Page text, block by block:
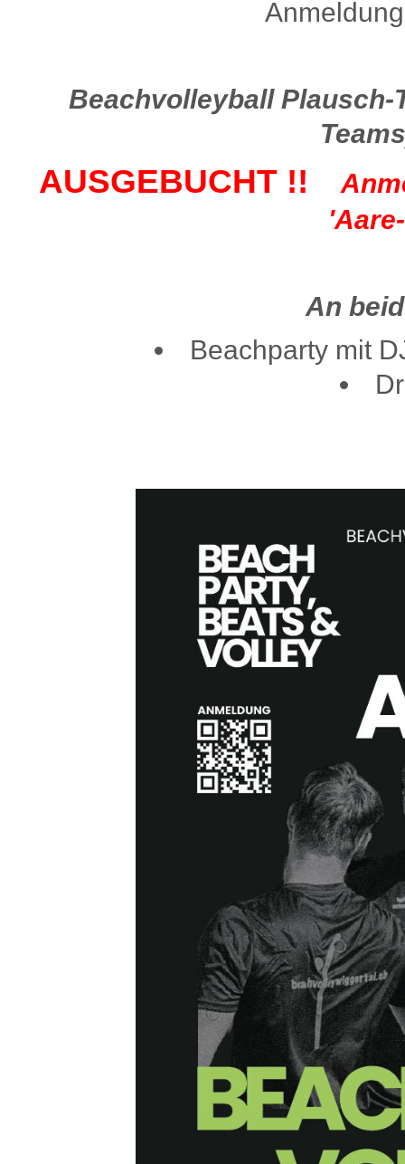
Beachvolleyball Plausch-
AUSGEBUCHT !!
An
Beachparty mit